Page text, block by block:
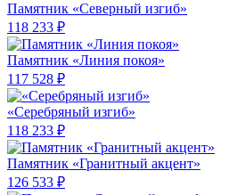
Памятник «Северный изгиб»
118 233 ₽
Памятник «Линия покоя»
117 528 ₽
«Серебряный изгиб»
118 233 ₽
Памятник «Гранитный акцент»
126 533 ₽